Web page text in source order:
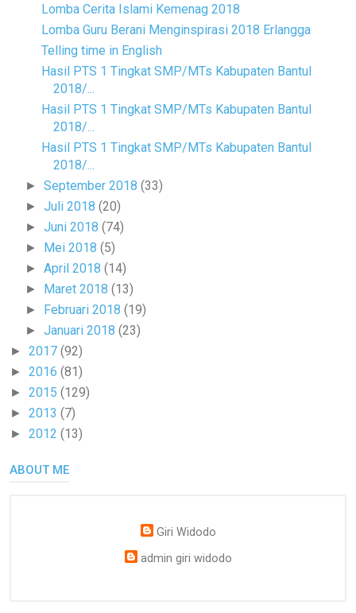
Lomba Cerita Islami Kemenag 2018
Lomba Guru Berani Menginspirasi 2018 Erlangga
Telling time in English
Hasil PTS 1 Tingkat SMP/MTs Kabupaten Bantul
2018/...
Hasil PTS 1 Tingkat SMP/MTs Kabupaten Bantul
2018/...
Hasil PTS 1 Tingkat SMP/MTs Kabupaten Bantul
2018/...
►September 2018(33)
►Juli 2018(20)
►Juni 2018(74)
► Mei 2018(5)
►April 2018(14)
► Maret 2018(13)
► Februari 2018(19)
►Januari 2018(23)
► 2017 (92)
► 2016 (81)
► 2015 (129)
► 2013 (7)
► 2012 (13)
ABOUT ME
Giri Widodo
admin giri widodo